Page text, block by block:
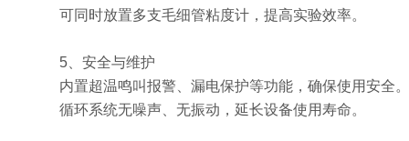
可同时放置多支毛细管粘度计，提高实验效率。
5、安全与维护
内置超温鸣叫报警、漏电保护等功能，确保使用安全。
循环系统无噪声、无振动，延长设备使用寿命。